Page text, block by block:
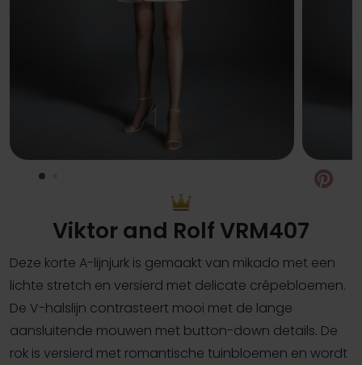
Viktor and Rolf VRM407
Deze korte A-lijnjurk is gemaakt van mikado met een
lichte stretch en versierd met delicate crêpebloemen.
De V-halslijn contrasteert mooi met de lange
aansluitende mouwen met button-down details. De
rok is versierd met romantische tuinbloemen en wordt